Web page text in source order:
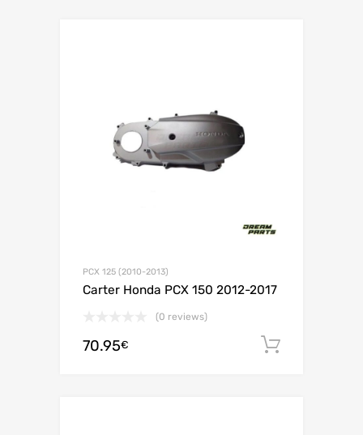
PCX 125 (2010-2013)
Carter Honda PCX 150 2012-2017
(0 reviews)
70.95€